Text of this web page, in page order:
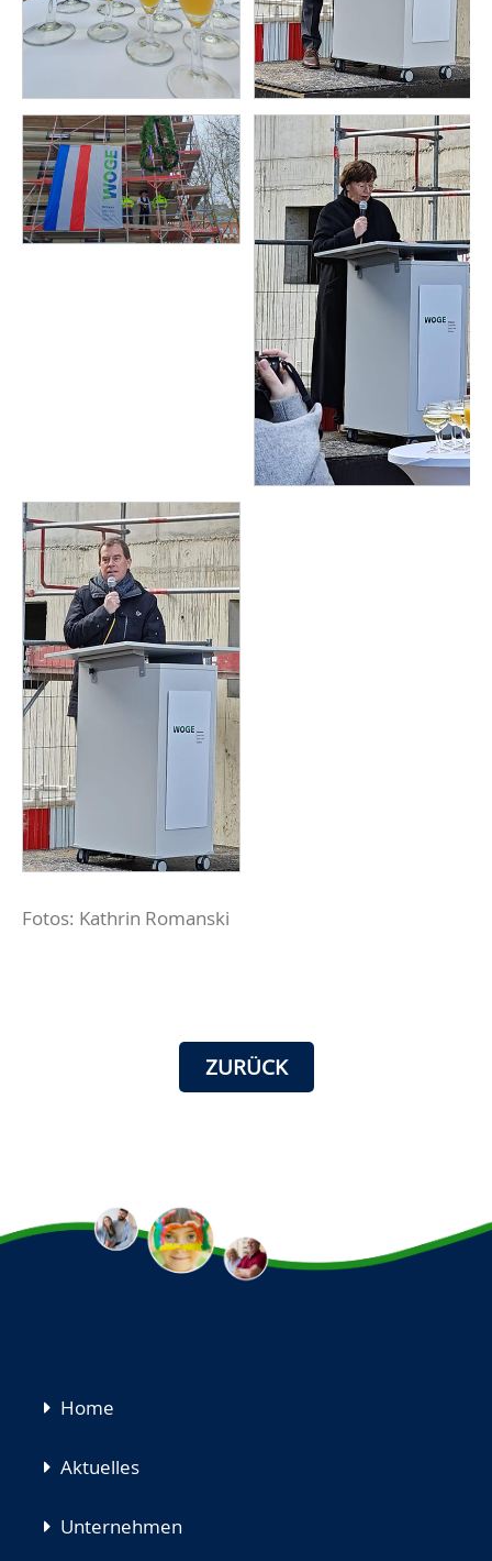
Fotos: Kathrin Romanski
ZURÜCK
Navigation
Home
Aktuelles
Unternehmen